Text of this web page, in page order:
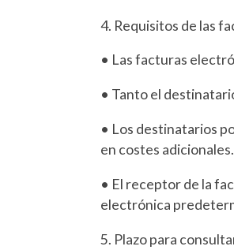
4. Requisitos de las
• Las facturas
• Tanto el
• Los destinatarios
en costes adicionales.
• El receptor de la
electrónica
5. Plazo para